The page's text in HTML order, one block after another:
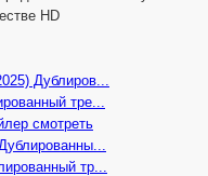
HD
Дублиров...
тре...
смотреть
тр...